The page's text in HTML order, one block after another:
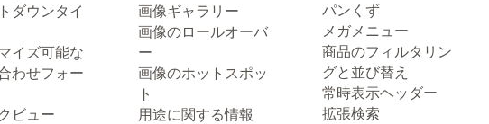
ダウンタイ
イズ可能な
わせフォー
ビュー
画像ギャラリー
画像のロールオーバ
ー
画像のホットスポッ
ト
用途に関する情報
パンくず
メガメニュー
商品のフィルタリン
グと並び替え
常時表示ヘッダー
拡張検索